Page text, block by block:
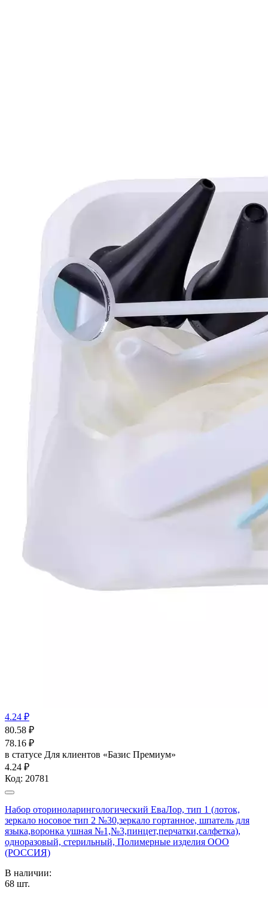
4.24 ₽
80.58 ₽
78.16 ₽
в статусе Для клиентов «Базис Премиум»
4.24 ₽
Код: 20781
Набор оториноларингологический ЕваЛор, тип 1 (лоток,
зеркало носовое тип 2 №30,зеркало гортанное, шпатель для
языка,воронка ушная №1,№3,пинцет,перчатки,салфетка),
одноразовый, стерильный, Полимерные изделия OOO
(РОССИЯ)
В наличии:
68 шт.